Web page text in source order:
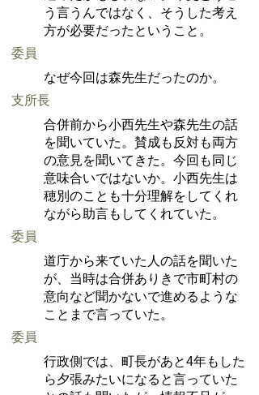
う言うんではなく、そうした考え
方が必要だったということ。
委員
なぜ今回は森先生だったのか。
支所長
合併前から小西先生や森先生の話
を聞いていた。賛成も反対も両方
の意見を聞いてきた。今回も同じ
意味合いではないか。小西先生は
穂別のことも十分理解をしてくれ
ながら助言もしてくれていた。
委員
道庁から来ていた人の話を聞いた
が、当時は合併ありきで市町村の
意向など聞かないで進めるような
ことまで言っていた。
委員
行政側では、町長があと4年もした
ら夕張みたいになると言っていた